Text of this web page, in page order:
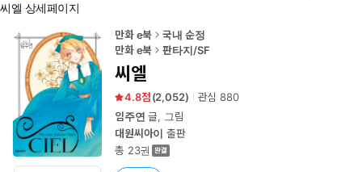
홈
로
이
씨엘 상세페이지
만화 e북
국내 순정
만화 e북
판타지/SF
씨엘
4.8 (2,052) 관심880
임주연 글, 그림
대원씨아이 출판
총 23권